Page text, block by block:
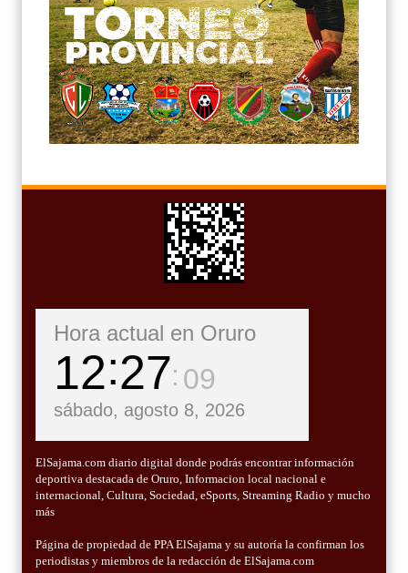
Hora actual en Oruro
12 27 11
sábado, agosto 8, 2026
ElSajama.com diario digital donde podrás encontrar información
deportiva destacada de Oruro, Informacion local nacional e
internacional, Cultura, Sociedad, eSports, Streaming Radio y mucho
más
Página de propiedad de PPA ElSajama y su autoría la confirman los
periodistas y miembros de la redacción de ElSajama.com